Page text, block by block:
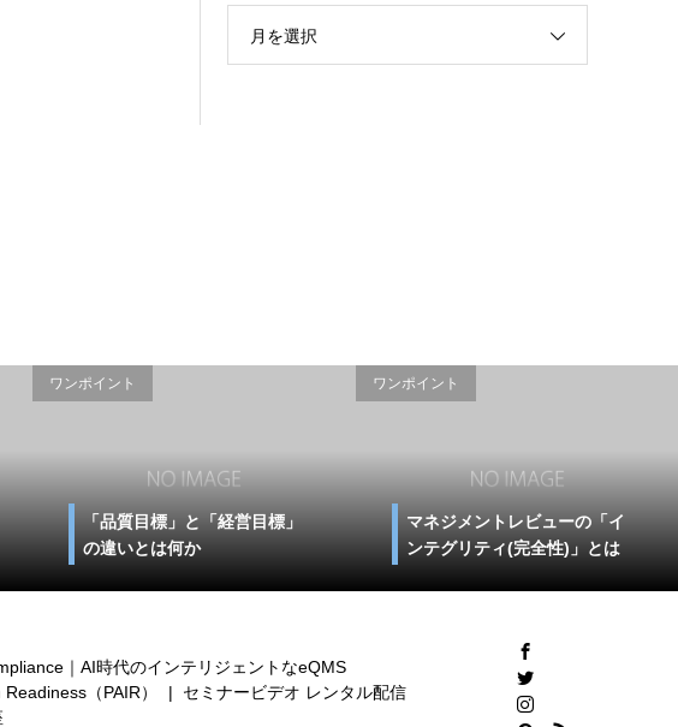
月を選択
ワンポイント
「品質目標」と「経営目標」
の違いとは何か
ワンポイント
マネジメントレビューの「イ
ンテグリティ(完全性)」とは
｜AI時代のインテリジェントなeQMS
（PAIR）
セミナービデオ レンタル配信